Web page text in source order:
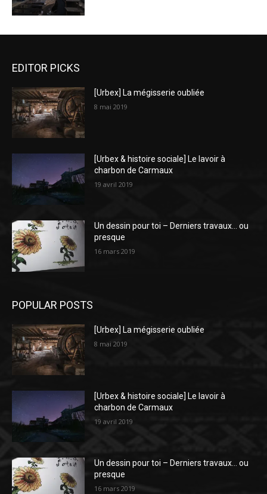
EDITOR PICKS
[Urbex] La mégisserie oubliée
8 mai 2019
[Urbex & histoire sociale] Le lavoir à
charbon de Carmaux
19 avril 2019
Un dessin pour toi – Derniers travaux… ou
presque
16 mars 2019
POPULAR POSTS
[Urbex] La mégisserie oubliée
8 mai 2019
[Urbex & histoire sociale] Le lavoir à
charbon de Carmaux
19 avril 2019
Un dessin pour toi – Derniers travaux… ou
presque
16 mars 2019